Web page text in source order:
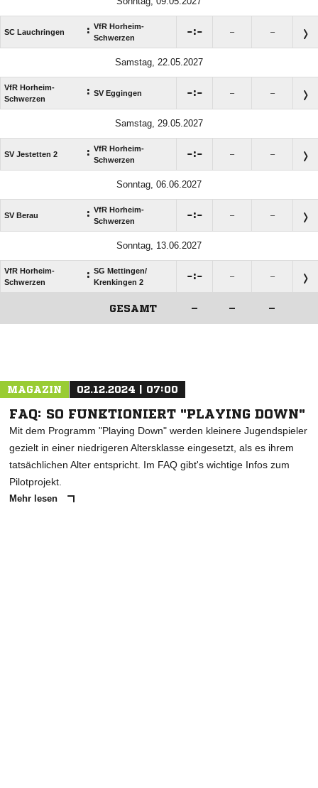
SC Lauchringen : VfR Horheim-
Schwerzen
: – –
Samstag, 22.05.2027
VfR Horheim-
Schwerzen
: SV Eggingen : – –
Samstag, 29.05.2027
SV Jestetten 2 : VfR Horheim-
Schwerzen
: – –
Sonntag, 06.06.2027
SV Berau : VfR Horheim-
Schwerzen
: – –
Sonntag, 13.06.2027
VfR Horheim-
Schwerzen
: SG Mettingen/​
Krenkingen 2
: – –
GESAMT – – –
MAGAZIN 02.12.2024 | 07:00
FAQ: SO FUNKTIONIERT "PLAYING DOWN"
Mit dem Programm "Playing Down" werden kleinere Jugendspieler
gezielt in einer niedrigeren Altersklasse eingesetzt, als es ihrem
tatsächlichen Alter entspricht. Im FAQ gibt's wichtige Infos zum
Pilotprojekt.
Mehr lesen